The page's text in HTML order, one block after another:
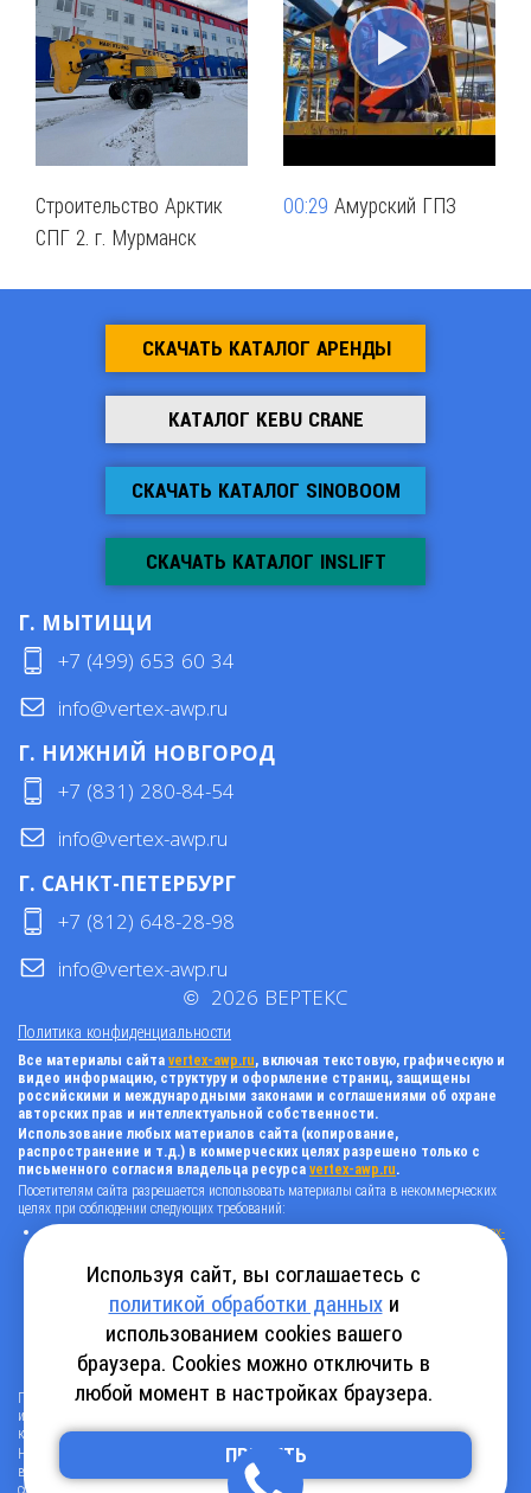
Строительство Арктик
СПГ 2. г. Мурманск
00:29 Амурский ГПЗ
СКАЧАТЬ КАТАЛОГ АРЕНДЫ
КАТАЛОГ KEBU CRANE
СКАЧАТЬ КАТАЛОГ SINOBOOM
СКАЧАТЬ КАТАЛОГ INSLIFT
Г. МЫТИЩИ
+7 (499) 653 60 34
info@vertex-awp.ru
Г. НИЖНИЙ НОВГОРОД
+7 (831) 280-84-54
info@vertex-awp.ru
Г. САНКТ-ПЕТЕРБУРГ
+7 (812) 648-28-98
info@vertex-awp.ru
Политика конфиденциальности
© 2026 ВЕРТЕКС
Все материалы сайта vertex-awp.ru, включая текстовую, графическую и
видео информацию, структуру и оформление страниц, защищены
российскими и международными законами и соглашениями об охране
авторских прав и интеллектуальной собственности.
Использование любых материалов сайта (копирование,
распространение и т.д.) в коммерческих целях разрешено только с
письменного согласия владельца ресурса vertex-awp.ru.
Посетителям сайта разрешается использовать материалы сайта в некоммерческих
целях при соблюдении следующих требований:
поставить прямую активную гиперссылку на оригинал в виде: «источник
vertex-
системами, т.е. запрещено применять «noindex», «nofollow» и любые другие
способы, нельзя использовать редирект в ссылках;
все ссылки, имеющиеся в тексте материала, должны оставаться в неизменном
виде и быть прямыми и активными;
в случае регулярного использования материалов сайтаvertex-awp.ru
активная ссылка на ресурс должна быть размещена на главной странице вашего
сайта (в любом видимом месте).
Посетителям сайта разрешается копировать/скачивать только следующую
информацию: бланки, анкеты, каталоги, промокоды на скидки, адреса офисов,
контактные телефоны и контактную информацию.
Нарушение вышеуказанных положений является нарушением авторских прав и
влечет наступление гражданской, административной и уголовной ответственности в
соответствии с действующим законодательством.
Используя сайт, вы соглашаетесь с
политикой обработки данныхи
использованием cookies вашего
браузера. Cookies можно отключить в
любой момент в настройках браузера.
ПРИНЯТЬ